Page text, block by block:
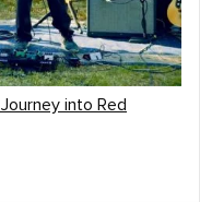
into Red